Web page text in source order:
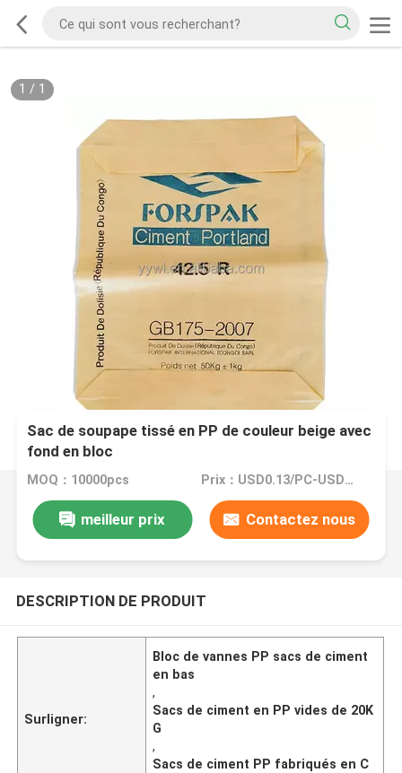
1 / 1
Sac de soupape tissé en PP de couleur beige avec
fond en bloc
MOQ：10000pcs Prix：USD0.13/PC-USD0.18/PC
meilleur prix Contactez nous
DESCRIPTION DE PRODUIT
Surligner:
Bloc de vannes PP sacs de ciment
en bas
,
Sacs de ciment en PP vides de 20K
G
,
Sacs de ciment PP fabriqués en C